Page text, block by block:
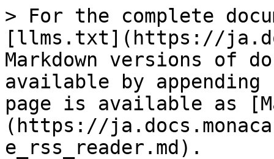
> For the complete
[llms.txt](https://
Markdown versions of
available by
page is available as
(https://
e_rss_reader.md).